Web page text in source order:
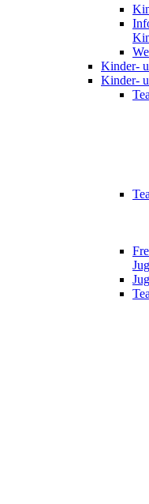
Kinder-
Kinder-